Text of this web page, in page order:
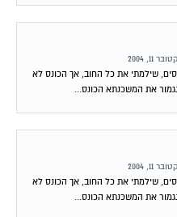
11, 2004
שילמתי את כל החוב, אך הכונס לא
את המשכנתא הכונס...
11, 2004
שילמתי את כל החוב, אך הכונס לא
את המשכנתא הכונס...